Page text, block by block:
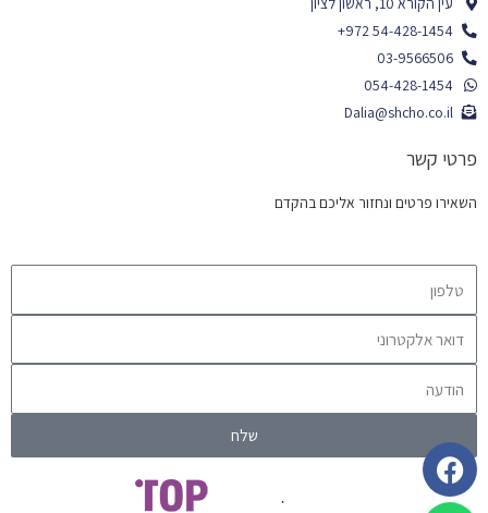
⁦+972 54-428-1454⁩
03-9566506
⁦054-428-1454⁩
Dalia@shcho.co.il
פרטי קשר
השאירו פרטים ונחזור אליכם בהקדם
שלח